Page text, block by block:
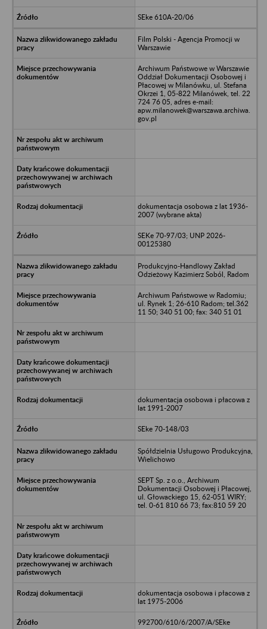
SEke 610A-20/06
Film Polski - Agencja Promocji w
Warszawie
Archiwum Państwowe w Warszawie
Oddział Dokumentacji Osobowej i
Płacowej w Milanówku, ul. Stefana
Okrzei 1, 05-822 Milanówek, tel. 22
724 76 05, adres e-mail:
apw.milanowek@warszawa.archiwa.
gov.pl
dokumentacja osobowa z lat 1936-
2007 (wybrane akta)
SEKe 70-97/03; UNP 2026-
00125380
Produkcyjno-Handlowy Zakład
Odzieżowy Kazimierz Soból, Radom
Archiwum Państwowe w Radomiu;
ul. Rynek 1; 26-610 Radom; tel.362
11 50; 340 51 00; fax: 340 51 01
dokumentacja osobowa i płacowa z
lat 1991-2007
SEke 70-148/03
Spółdzielnia Usługowo Produkcyjna,
Wielichowo
SEPT Sp. z o.o., Archiwum
Dokumentacji Osobowej i Płacowej,
ul. Głowackiego 15, 62-051 WIRY;
tel. 0-61 810 66 73; fax:810 59 20
dokumentacja osobowa i płacowa z
lat 1975-2006
992700/610/6/2007/A/SEke